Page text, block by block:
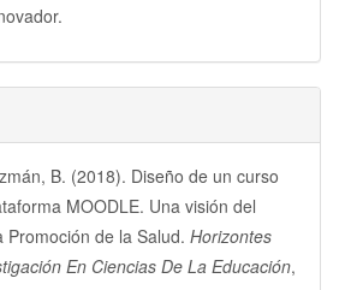
B. (2018). Diseño de un curso
MOODLE. Una visión del
Promoción de la Salud. Horizontes
En Ciencias De La Educación,